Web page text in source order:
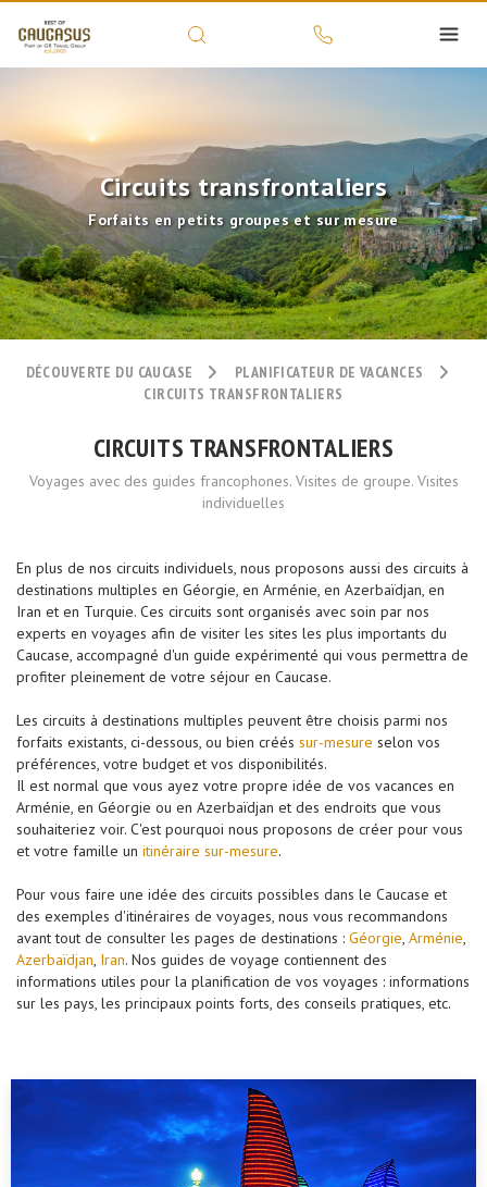
Circuits transfrontaliers
Forfaits en petits groupes et sur mesure
DÉCOUVERTE DU CAUCASE
PLANIFICATEUR DE VACANCES
CIRCUITS TRANSFRONTALIERS
CIRCUITS TRANSFRONTALIERS
Voyages avec des guides francophones. Visites de groupe. Visites
individuelles
En plus de nos circuits individuels, nous proposons aussi des circuits à
destinations multiples en Géorgie, en Arménie, en Azerbaïdjan, en
Iran et en Turquie. Ces circuits sont organisés avec soin par nos
experts en voyages afin de visiter les sites les plus importants du
Caucase, accompagné d'un guide expérimenté qui vous permettra de
profiter pleinement de votre séjour en Caucase.
Les circuits à destinations multiples peuvent être choisis parmi nos
forfaits existants, ci-dessous, ou bien créés sur-mesure selon vos
préférences, votre budget et vos disponibilités.
Il est normal que vous ayez votre propre idée de vos vacances en
Arménie, en Géorgie ou en Azerbaïdjan et des endroits que vous
souhaiteriez voir. C'est pourquoi nous proposons de créer pour vous
et votre famille un itinéraire sur-mesure.
Pour vous faire une idée des circuits possibles dans le Caucase et
des exemples d'itinéraires de voyages, nous vous recommandons
avant tout de consulter les pages de destinations : Géorgie, Arménie,
Azerbaïdjan, Iran. Nos guides de voyage contiennent des
informations utiles pour la planification de vos voyages : informations
sur les pays, les principaux points forts, des conseils pratiques, etc.